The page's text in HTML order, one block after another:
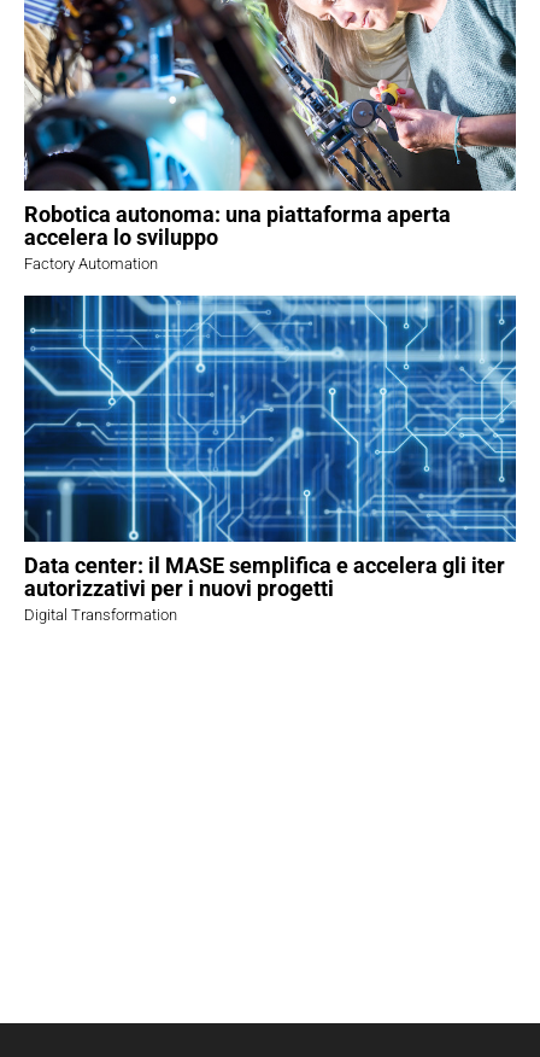
Robotica autonoma: una piattaforma aperta
accelera lo sviluppo
Factory Automation
Data center: il MASE semplifica e accelera gli iter
autorizzativi per i nuovi progetti
Digital Transformation